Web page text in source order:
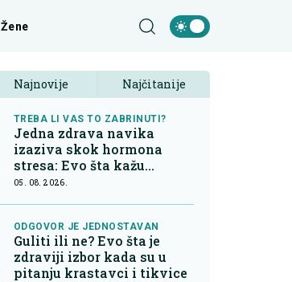
Žene
Najnovije Najčitanije
TREBA LI VAS TO ZABRINUTI?
Jedna zdrava navika
izaziva skok hormona
stresa: Evo šta kažu
endokrinolozi
05. 08. 2026.
ODGOVOR JE JEDNOSTAVAN
Guliti ili ne? Evo šta je
zdraviji izbor kada su u
pitanju krastavci i tikvice